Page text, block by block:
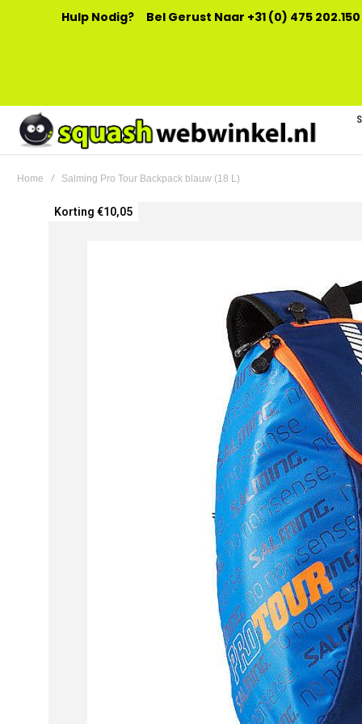
Hulp Nodig? Bel Gerust Naar +31 (0) 475
Home Salming Pro Tour Backpack blauw (18 L)
Ga
Korting €10,05